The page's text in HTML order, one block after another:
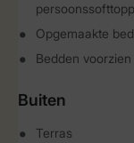
Opgemaakte
Bedden
Buiten
Terras